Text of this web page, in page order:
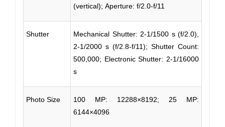
(vertical); Aperture: f/2.0-f/11
Shutter
Mechanical Shutter: 2-1/1500 s (f/2.0),
2-1/2000 s (f/2.8-f/11); Shutter Count:
500,000; Electronic Shutter: 2-1/16000
s
Photo Size
100 MP: 12288×8192; 25 MP:
6144×4096